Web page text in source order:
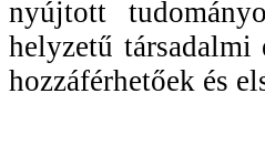
nyújtott
helyzetű társadalmi
hozzáférhetőek és